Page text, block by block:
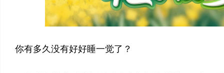
你有多久没有好好睡一觉了？